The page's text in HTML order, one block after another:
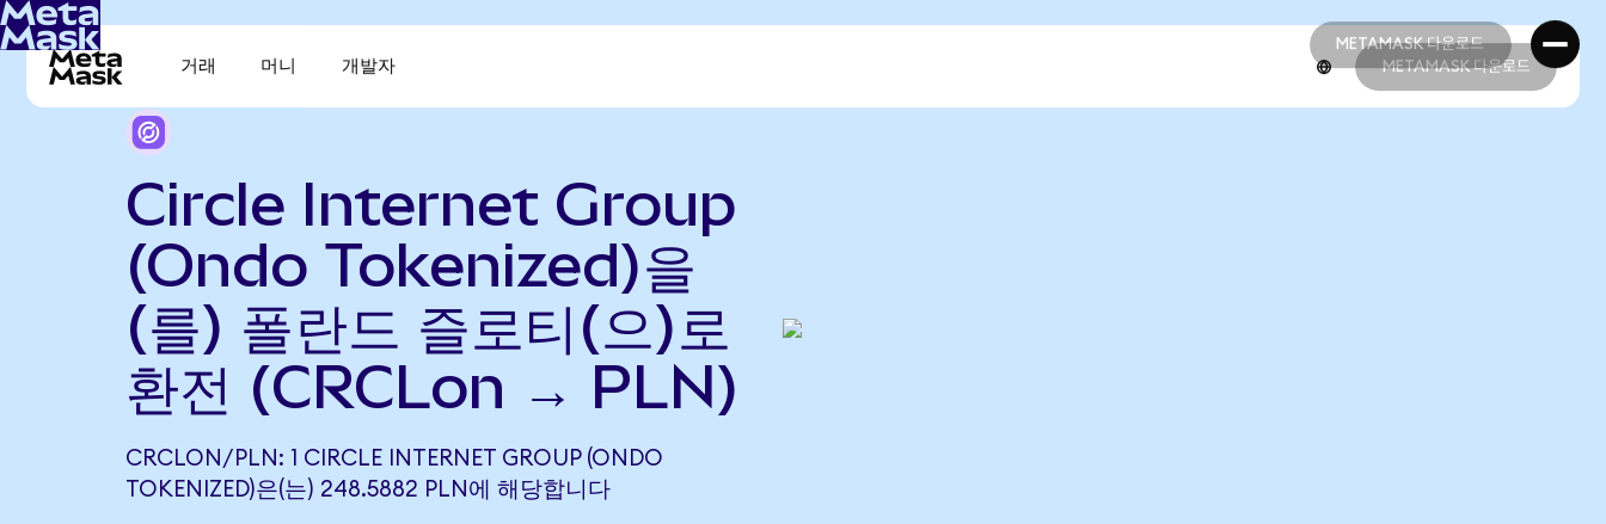
METAMASK 다운로드
METAMASK 다운로드
거래 머니 개발자 METAMASK 다운로드
Circle Internet Group
(Ondo Tokenized)을
(를) 폴란드 즐로티(으)로
환전 (CRCLon → PLN)
CRCLON/PLN: 1 CIRCLE INTERNET GROUP (ONDO
TOKENIZED)은(는) 248.5882 PLN에 해당합니다